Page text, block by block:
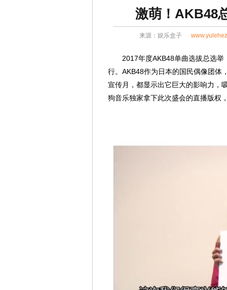
激萌！AKB48
来源： 娱乐盒子
2017年度AKB48单曲选拔总选举
行。AKB48作为日本的国民偶像团体
宣传月，都显示出它巨大的影响力，
狗音乐独家拿下此次盛会的直播版权